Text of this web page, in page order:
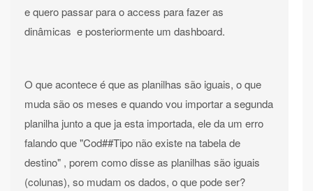
e quero passar para o access para fazer as
dinâmicas e posteriormente um dashboard.
O que acontece é que as planilhas são iguais, o que
muda são os meses e quando vou importar a segunda
planilha junto a que ja esta importada, ele da um erro
falando que "Cod##Tipo não existe na tabela de
destino" , porem como disse as planilhas são iguais
(colunas), so mudam os dados, o que pode ser?